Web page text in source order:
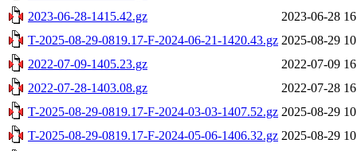
2023-06-28-1415.42.gz
2023-06-28
T-2025-08-29-0819.17-F-2024-06-21-1420.43.gz 2025-08-29
2022-07-09-1405.23.gz
2022-07-09
2022-07-28-1403.08.gz
2022-07-28
T-2025-08-29-0819.17-F-2024-03-03-1407.52.gz 2025-08-29
T-2025-08-29-0819.17-F-2024-05-06-1406.32.gz 2025-08-29